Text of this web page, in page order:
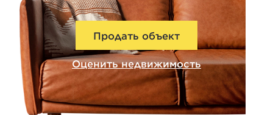
Продать объект
Оценить недвижимость